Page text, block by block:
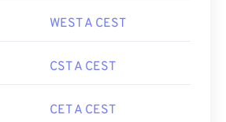
WEST A CEST
CST A CEST
CET A CEST